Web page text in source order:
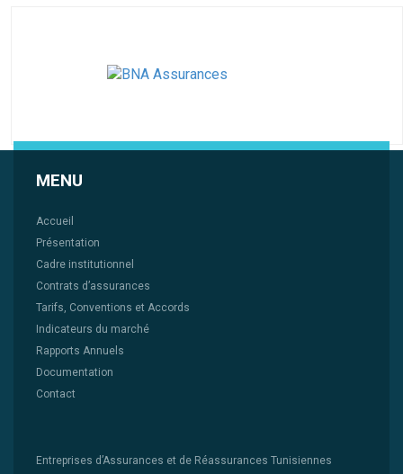
MENU
Accueil
Présentation
Cadre institutionnel
Contrats d’assurances
Tarifs, Conventions et Accords
Indicateurs du marché
Rapports Annuels
Documentation
Contact
Entreprises d’Assurances et de Réassurances Tunisiennes